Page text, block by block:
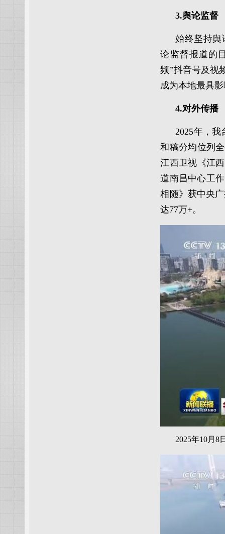
3.舆论监督
始终坚持舆
论监督报道的
频”抖音号及视
成为本地最具
4.对外传播
2025年，
和稿分均位列
江西卫视《江
道南昌中心工
相随》获中央
达77万+。
2025年10月8